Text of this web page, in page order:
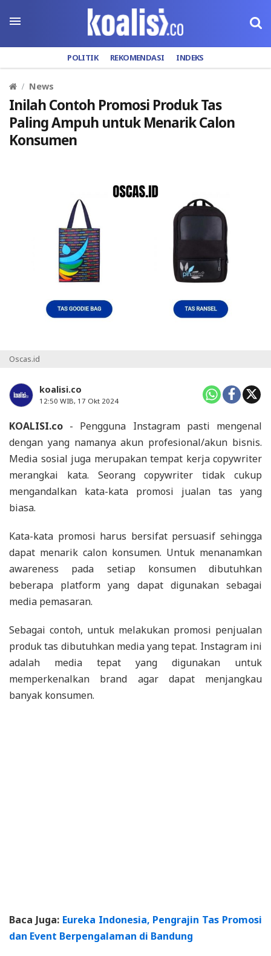
POLITIK REKOMENDASI INDEKS
News
Inilah Contoh Promosi Produk Tas
Paling Ampuh untuk Menarik Calon
Konsumen
Oscas.id
koalisi.co
12:50 WIB, 17 Okt 2024
KOALISI.co - Pengguna Instagram pasti mengenal
dengan yang namanya akun profesional/akun bisnis.
Media sosial juga merupakan tempat kerja copywriter
merangkai kata. Seorang copywriter tidak cukup
mengandalkan kata-kata promosi jualan tas yang
biasa.
Kata-kata promosi harus bersifat persuasif sehingga
dapat menarik calon konsumen. Untuk menanamkan
awareness pada setiap konsumen dibutuhkan
beberapa platform yang dapat digunakan sebagai
media pemasaran.
Sebagai contoh, untuk melakukan promosi penjualan
produk tas dibutuhkan media yang tepat. Instagram ini
adalah media tepat yang digunakan untuk
memperkenalkan brand agar dapat menjangkau
banyak konsumen.
Baca Juga: Eureka Indonesia, Pengrajin Tas Promosi
dan Event Berpengalaman di Bandung